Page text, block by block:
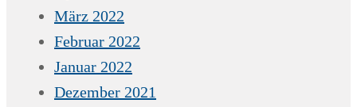
März 2022
Februar 2022
Januar 2022
Dezember 2021